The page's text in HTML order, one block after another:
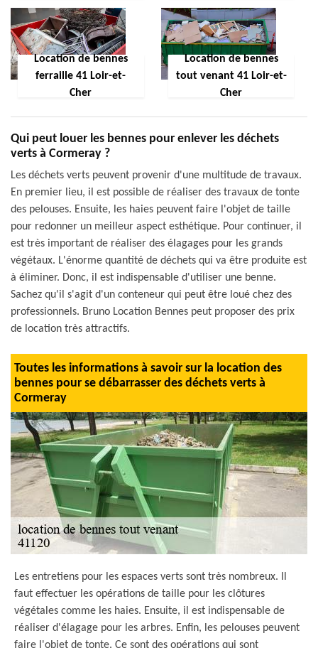
Location de bennes
ferraille 41 Loir-et-
Cher
Location de bennes
tout venant 41 Loir-et-
Cher
Qui peut louer les bennes pour enlever les déchets
verts à Cormeray ?
Les déchets verts peuvent provenir d'une multitude de travaux.
En premier lieu, il est possible de réaliser des travaux de tonte
des pelouses. Ensuite, les haies peuvent faire l'objet de taille
pour redonner un meilleur aspect esthétique. Pour continuer, il
est très important de réaliser des élagages pour les grands
végétaux. L'énorme quantité de déchets qui va être produite est
à éliminer. Donc, il est indispensable d'utiliser une benne.
Sachez qu'il s'agit d'un conteneur qui peut être loué chez des
professionnels. Bruno Location Bennes peut proposer des prix
de location très attractifs.
Toutes les informations à savoir sur la location des
bennes pour se débarrasser des déchets verts à
Cormeray
Les entretiens pour les espaces verts sont très nombreux. Il
faut effectuer les opérations de taille pour les clôtures
végétales comme les haies. Ensuite, il est indispensable de
réaliser d'élagage pour les arbres. Enfin, les pelouses peuvent
faire l'objet de tonte. Ce sont des opérations qui sont